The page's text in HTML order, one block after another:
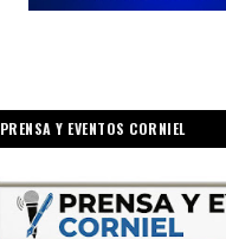
PRENSA Y EVENTOS CORNIEL